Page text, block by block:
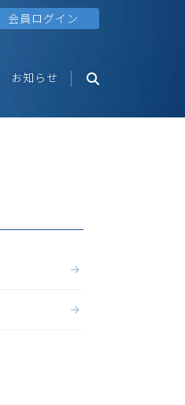
会員ログイン
お知らせ